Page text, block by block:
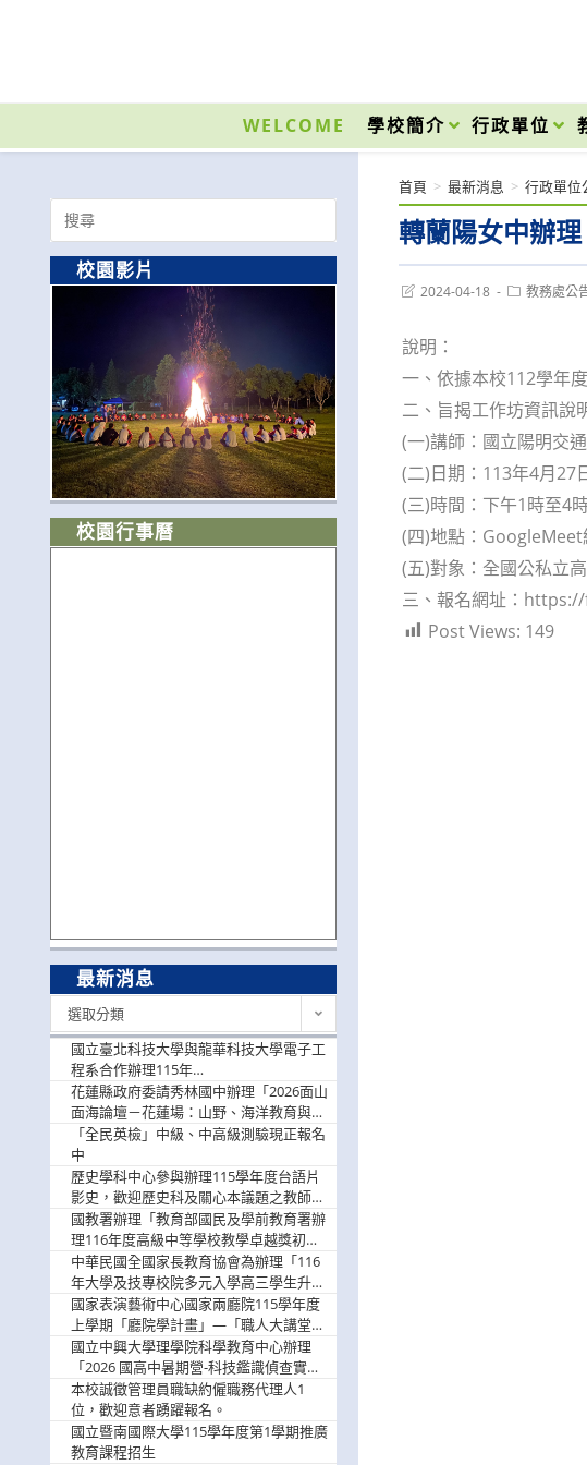
內
WELCOME 學校簡介 行政單位
轉蘭陽女中辦
首頁 > 最新消息 > 行政單位
Post2024-04-18
Post教務處公
說明：
一、依據本校112學年
二、旨揭工作坊資訊說
(一)講師：國立陽明交
(二)日期：113年4月27
(三)時間：下午1時至4
(四)地點：GoogleMeet
(五)對象：全國公私立
三、報名網址：
Post Views: 149
Search
for:
校園影片
校園行事曆
最新消息
選取分類
國立臺北科技大學與龍華科技大學電子工
程系合作辦理115年
「115.08.10~08.12「AI賦能應用於智慧半
導體研習營」，歡迎學生踴躍報名參加
花蓮縣政府委請秀林國中辦理「2026面山
面海論壇－花蓮場：山野、海洋教育與戶
外安全實務課程」，歡迎踴躍報名參加
「全民英檢」中級、中高級測驗現正報名
中
歷史學科中心參與辦理115學年度台語片
影史，歡迎歷史科及關心本議題之教師踴
躍報名參加
國教署辦理「教育部國民及學前教育署辦
理116年度高級中等學校教學卓越獎初選
實施計畫」，鼓勵教師踴躍報名
中華民國全國家長教育協會為辦理「116
年大學及技專校院多元入學高三學生升學
輔導家長說明會」
國家表演藝術中心國家兩廳院115學年度
上學期「廳院學計畫」—「職人大講堂」
及「一日體驗課程」，鼓勵踴躍報名參
與。
國立中興大學理學院科學教育中心辦理
「2026 國高中暑期營-科技鑑識偵查實戰
營」活動資訊，鼓勵學生踴躍報名參加。
本校誠徵管理員職缺約僱職務代理人1
位，歡迎意者踴躍報名。
國立暨南國際大學115學年度第1學期推廣
教育課程招生